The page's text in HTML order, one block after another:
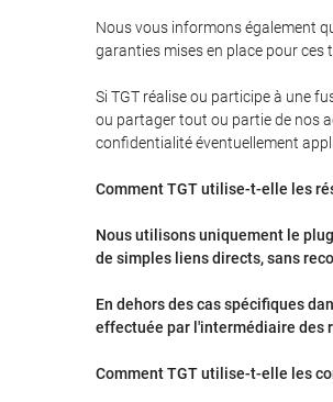
Nous vous informons également
garanties mises en place pour ces
Si TGT réalise ou participe à une
ou partager tout ou partie de nos
confidentialité éventuellement
Comment TGT utilise-t-elle les
Nous utilisons uniquement le
de simples liens directs, sans
En dehors des cas spécifiques
effectuée par l'intermédiaire des
Comment TGT utilise-t-elle les